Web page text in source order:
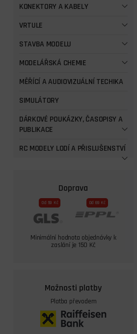
KONEKTORY A KABELY
VRTULE
STAVBA MODELU
MODELÁŘSKÁ CHEMIE
MĚŘÍCÍ A AUDIOVIZUÁLNÍ TECHIKA
SIMULÁTORY
DÁRKOVÉ POUKÁZKY, ČASOPISY A
PUBLIKACE
RC MODELY LODÍ A PŘISLUŠENSTVÍ
Doprava
Od 59 Kč Od 69 Kč
Minimální hodnota objednávky k
zaslání je 150 Kč
Možnosti platby
Platba převodem